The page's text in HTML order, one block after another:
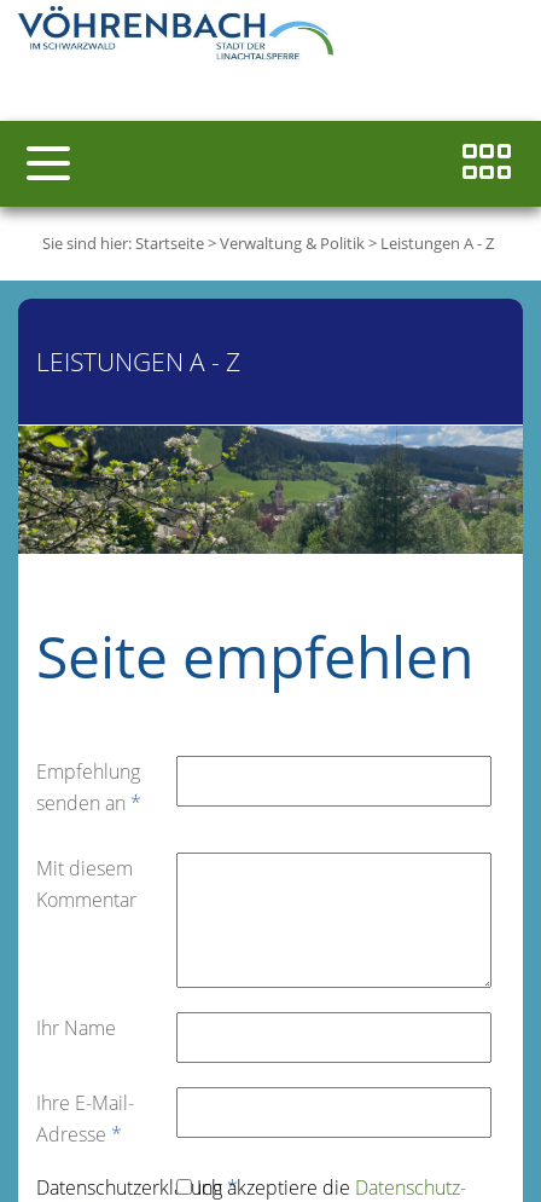
Sie sind hier:Startseite>Verwaltung & Politik> Leistungen A - Z
LEISTUNGEN A - Z
Seite empfehlen
Empfehlung
senden an *
Mit diesem
Kommentar
Ihr Name
Ihre E-Mail-
Adresse *
Datenschutz­erklärung*
Ich akzeptiere die Datenschutz­